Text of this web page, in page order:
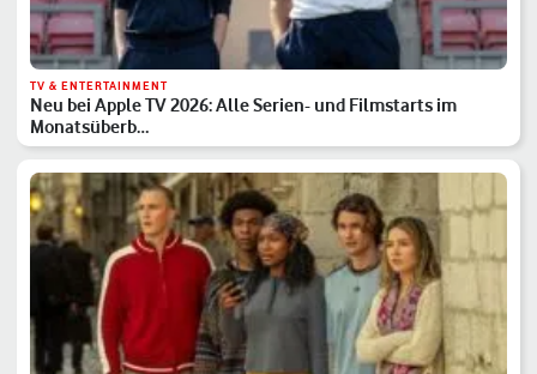
TV & ENTERTAINMENT
Neu bei Apple TV 2026: Alle Serien- und Filmstarts im
Monatsüberb…